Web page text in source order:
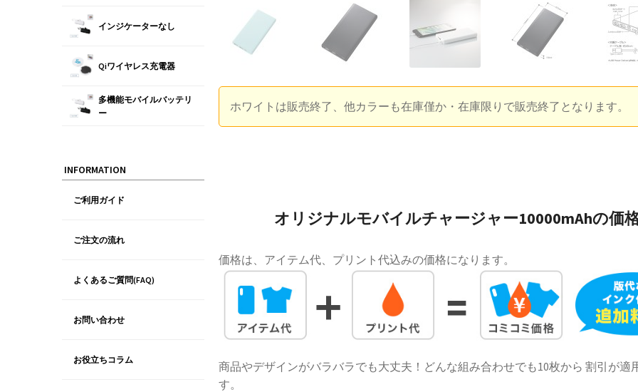
ホワイトは販売終了、他カラーも在庫僅か・在庫限りで販売終了となります。
オリジナルモバイルチャージャー10000mAhの価
価格は、アイテム代、プリント代込みの価格になります。
商品やデザインがバラバラでも大丈夫！どんな組み合わせでも10枚から 割引が適
す。
インジケーターなし
Qiワイヤレス充電器
多機能モバイルバッテリ
ー
INFORMATION
ご利用ガイド
ご注文の流れ
よくあるご質問(FAQ)
お問い合わせ
お役立ちコラム